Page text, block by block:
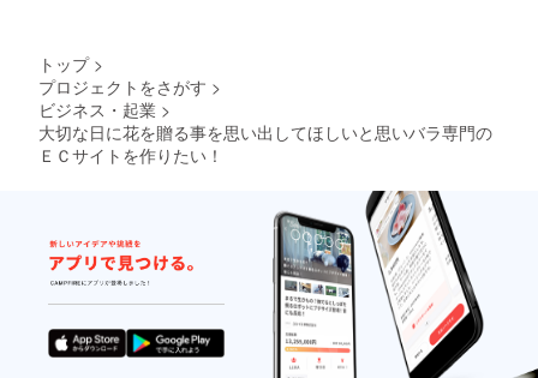
トップ >
プロジェクトをさがす >
ビジネス・起業 >
大切な日に花を贈る事を思い出してほしいと思いバラ専門の
ＥＣサイトを作りたい！